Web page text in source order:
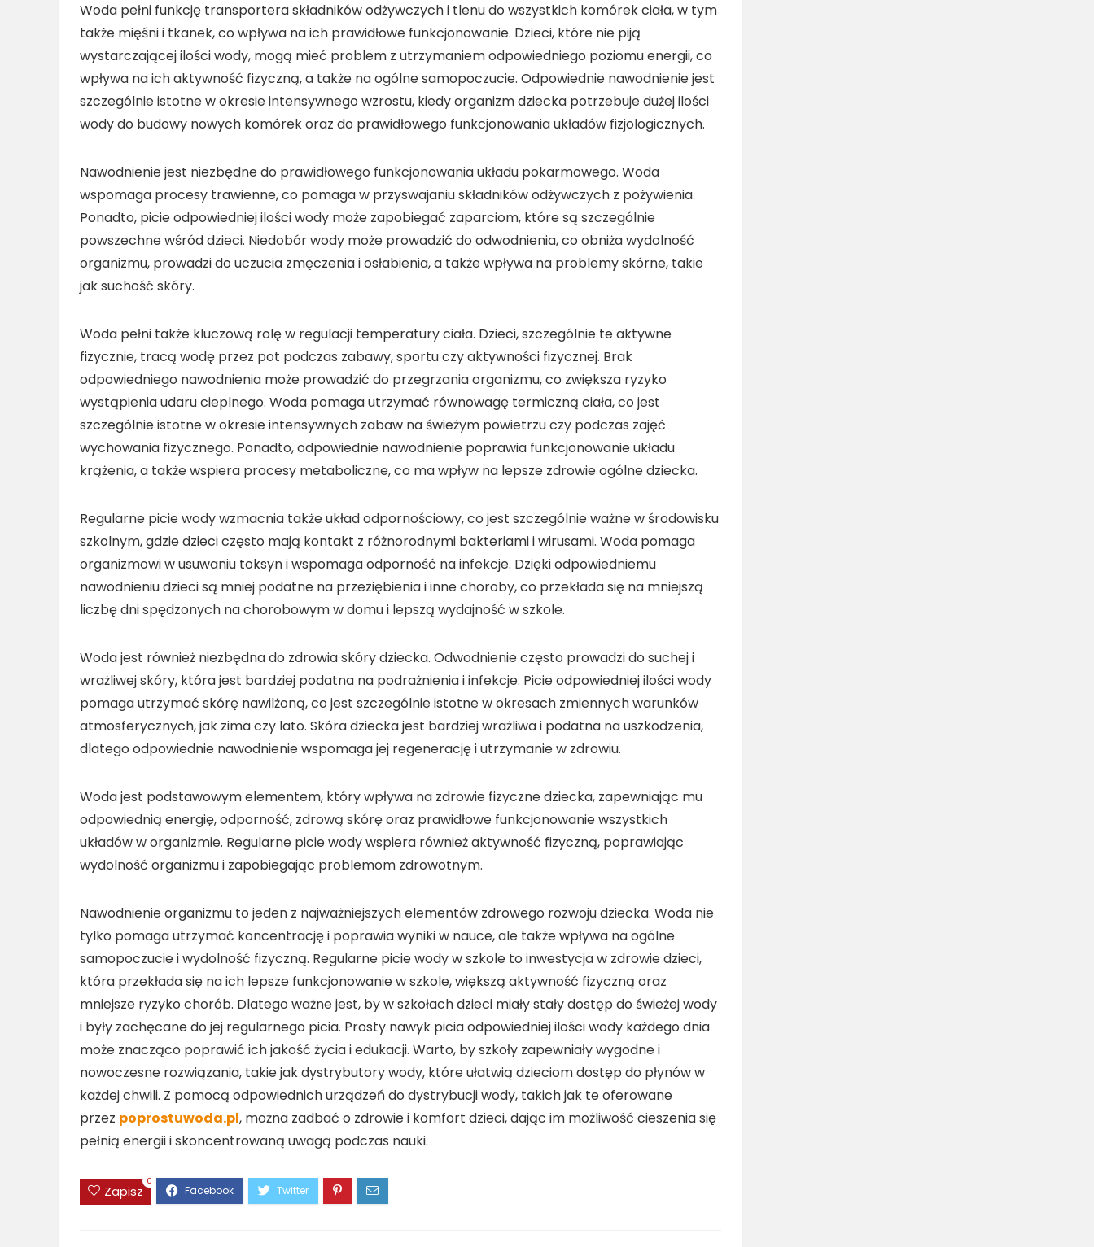
Woda pełni funkcję transportera składników odżywczych i tlenu do wszystkich komórek ciała, w tym
także mięśni i tkanek, co wpływa na ich prawidłowe funkcjonowanie. Dzieci, które nie piją
wystarczającej ilości wody, mogą mieć problem z utrzymaniem odpowiedniego poziomu energii, co
wpływa na ich aktywność fizyczną, a także na ogólne samopoczucie. Odpowiednie nawodnienie jest
szczególnie istotne w okresie intensywnego wzrostu, kiedy organizm dziecka potrzebuje dużej ilości
wody do budowy nowych komórek oraz do prawidłowego funkcjonowania układów fizjologicznych.
Nawodnienie jest niezbędne do prawidłowego funkcjonowania układu pokarmowego. Woda
wspomaga procesy trawienne, co pomaga w przyswajaniu składników odżywczych z pożywienia.
Ponadto, picie odpowiedniej ilości wody może zapobiegać zaparciom, które są szczególnie
powszechne wśród dzieci. Niedobór wody może prowadzić do odwodnienia, co obniża wydolność
organizmu, prowadzi do uczucia zmęczenia i osłabienia, a także wpływa na problemy skórne, takie
jak suchość skóry.
Woda pełni także kluczową rolę w regulacji temperatury ciała. Dzieci, szczególnie te aktywne
fizycznie, tracą wodę przez pot podczas zabawy, sportu czy aktywności fizycznej. Brak
odpowiedniego nawodnienia może prowadzić do przegrzania organizmu, co zwiększa ryzyko
wystąpienia udaru cieplnego. Woda pomaga utrzymać równowagę termiczną ciała, co jest
szczególnie istotne w okresie intensywnych zabaw na świeżym powietrzu czy podczas zajęć
wychowania fizycznego. Ponadto, odpowiednie nawodnienie poprawia funkcjonowanie układu
krążenia, a także wspiera procesy metaboliczne, co ma wpływ na lepsze zdrowie ogólne dziecka.
Regularne picie wody wzmacnia także układ odpornościowy, co jest szczególnie ważne w środowisku
szkolnym, gdzie dzieci często mają kontakt z różnorodnymi bakteriami i wirusami. Woda pomaga
organizmowi w usuwaniu toksyn i wspomaga odporność na infekcje. Dzięki odpowiedniemu
nawodnieniu dzieci są mniej podatne na przeziębienia i inne choroby, co przekłada się na mniejszą
liczbę dni spędzonych na chorobowym w domu i lepszą wydajność w szkole.
Woda jest również niezbędna do zdrowia skóry dziecka. Odwodnienie często prowadzi do suchej i
wrażliwej skóry, która jest bardziej podatna na podrażnienia i infekcje. Picie odpowiedniej ilości wody
pomaga utrzymać skórę nawilżoną, co jest szczególnie istotne w okresach zmiennych warunków
atmosferycznych, jak zima czy lato. Skóra dziecka jest bardziej wrażliwa i podatna na uszkodzenia,
dlatego odpowiednie nawodnienie wspomaga jej regenerację i utrzymanie w zdrowiu.
Woda jest podstawowym elementem, który wpływa na zdrowie fizyczne dziecka, zapewniając mu
odpowiednią energię, odporność, zdrową skórę oraz prawidłowe funkcjonowanie wszystkich
układów w organizmie. Regularne picie wody wspiera również aktywność fizyczną, poprawiając
wydolność organizmu i zapobiegając problemom zdrowotnym.
Nawodnienie organizmu to jeden z najważniejszych elementów zdrowego rozwoju dziecka. Woda nie
tylko pomaga utrzymać koncentrację i poprawia wyniki w nauce, ale także wpływa na ogólne
samopoczucie i wydolność fizyczną. Regularne picie wody w szkole to inwestycja w zdrowie dzieci,
która przekłada się na ich lepsze funkcjonowanie w szkole, większą aktywność fizyczną oraz
mniejsze ryzyko chorób. Dlatego ważne jest, by w szkołach dzieci miały stały dostęp do świeżej wody
i były zachęcane do jej regularnego picia. Prosty nawyk picia odpowiedniej ilości wody każdego dnia
może znacząco poprawić ich jakość życia i edukacji. Warto, by szkoły zapewniały wygodne i
nowoczesne rozwiązania, takie jak dystrybutory wody, które ułatwią dzieciom dostęp do płynów w
każdej chwili. Z pomocą odpowiednich urządzeń do dystrybucji wody, takich jak te oferowane
przez poprostuwoda.pl, można zadbać o zdrowie i komfort dzieci, dając im możliwość cieszenia się
pełnią energii i skoncentrowaną uwagą podczas nauki.
Zapisz
0